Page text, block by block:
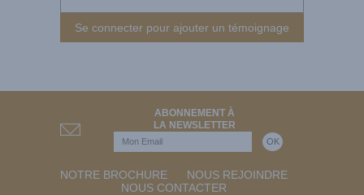
Se connecter pour ajouter un témoignage
ABONNEMENT À
LA NEWSLETTER
NOTRE BROCHURE
NOUS REJOINDRE
NOUS CONTACTER